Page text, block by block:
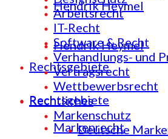
Hendrik Heymel
Rechtsgebiete
Markenrecht
Hendrik Heymel
Rechtsgebiete
Arbeitsrecht
IT-Recht
Software & Recht
Verhandlungs- und
Vertragsrecht
Wettbewerbsrecht
Rechtliches
Markenschutz
Deutsche